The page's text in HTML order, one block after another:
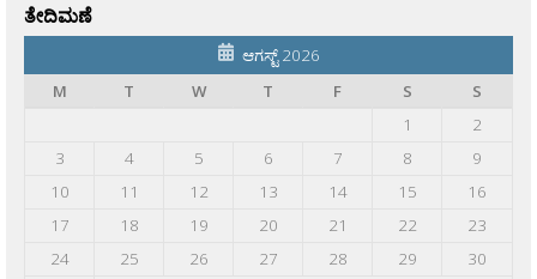
ತೇದಿಮಣೆ
ಆಗಸ್ಟ್ 2026
M
T W T F S
S
1
2
3
4 5 6 7 8
9
10
11 12 13 14 15
16
17
18 19 20 21 22
23
24
25 26 27 28 29
30